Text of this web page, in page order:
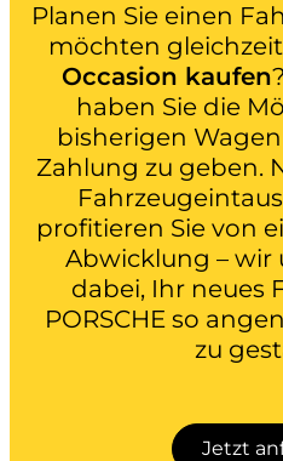
Planen Sie einen
möchten
Occasion kaufen
haben Sie die
bisherigen
Zahlung zu geben.
profitieren Sie von
Abwicklung – wir
dabei, Ihr neues
PORSCHE so
zu
Jetzt